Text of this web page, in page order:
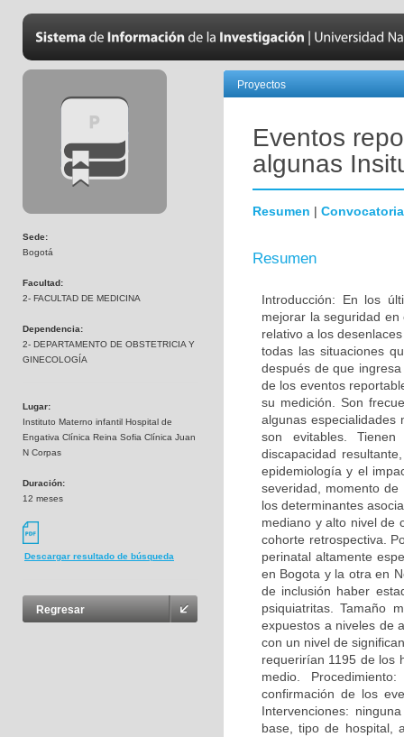
Sede:
Bogotá
Facultad:
2- FACULTAD DE MEDICINA
Dependencia:
2- DEPARTAMENTO DE OBSTETRICIA Y
GINECOLOGÍA
Lugar:
Instituto Materno infantil Hospital de
Engativa Clínica Reina Sofia Clínica Juan
N Corpas
Duración:
12 meses
Descargar resultado de búsqueda
Regresar
Proyectos
Eventos
algunas
Resumen | Convocatoria
Resumen
Introducción: En los
mejorar la seguridad
relativo a los
todas las situaciones
después de que
de los eventos
su medición. Son
algunas especialidades
son evitables.
discapacidad
epidemiología y el
severidad, momento
los determinantes
mediano y alto nivel de
cohorte retrospectiva.
perinatal altamente
en Bogota y la otra en
de inclusión haber
psiquiatritas. Tamaño
expuestos a niveles de
con un nivel de
requerirían 1195 de los
medio.
confirmación de los
Intervenciones:
base, tipo de hospital,